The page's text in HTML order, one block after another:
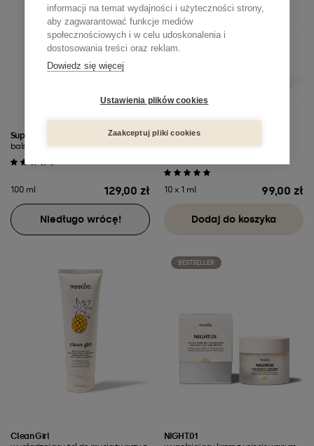
Superstar
balsam upiększający
100 ml 129,00 zł
Niedługo wrócę!
Rise & Shine
5-dniowa kuracja rozświetlająco-
10 x 1 ml 99,00 zł
Dodaj do koszyka
Clean Girl
BESTSELLER
NIGHT.01
informacji na temat wydajności i użyteczności strony,
aby zagwarantować funkcje mediów
społecznościowych i w celu udoskonalenia i
dostosowania treści oraz reklam.
Dowiedz się więcej
Ustawienia plików cookies
Zaakceptuj pliki cookies